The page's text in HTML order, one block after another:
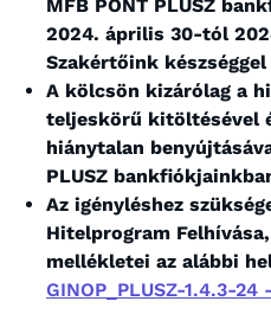
MFB PONT PLUSZ
2024. április 30-tól
Szakértőink
A kölcsön kizárólag a
teljeskörű kitöltésével
hiánytalan
PLUSZ
Az igényléshez
Hitelprogram
mellékletei az alábbi
GINOP_PLUSZ-1.4.3-